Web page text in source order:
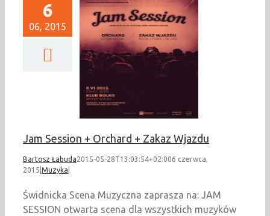
6
06, 2015
+ Orchard +
Jam Session + Orchard + Zakaz Wjazdu
Bartosz Łabuda2015-05-28T13:03:54+02:006 czerwca,
2015 Muzyka
Świdnicka Scena Muzyczna zaprasza na: JAM
SESSION otwarta scena dla wszystkich muzyków